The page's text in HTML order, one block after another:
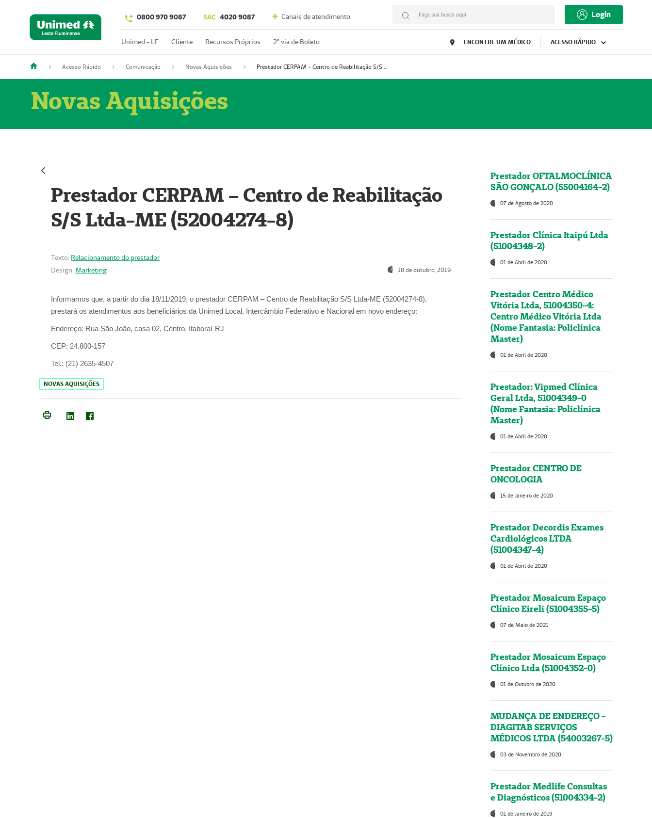
0800 970 9087 SAC 4020 9087 Canais de atendimento Faça sua busca aqui Login
Unimed - LF Cliente Recursos Próprios 2º via de Boleto ENCONTRE UM MÉDICO ACESSO RÁPIDO
Acesso Rápido Comunicação Novas Aquisições Prestador CERPAM – Centro de Reabilitação S/S Ltda-ME (52004274-8)
Novas Aquisições
Prestador CERPAM – Centro de Reabilitação
S/S Ltda-ME (52004274-8)
Texto: Relacionamento do prestador
Design: Marketing 18 de outubro, 2019
Informamos que, a partir do dia 18/11/2019, o prestador CERPAM – Centro de Reabilitação S/S Ltda-ME (52004274-8),
prestará os atendimentos aos beneficiários da Unimed Local, Intercâmbio Federativo e Nacional em novo endereço:
Endereço: Rua São João, casa 02, Centro, Itaboraí-RJ
CEP: 24.800-157
Tel.: (21) 2635-4507
NOVAS AQUISIÇÕES
Prestador OFTALMOCLÍNICA
SÃO GONÇALO (55004164-2)
07 de Agosto de 2020
Prestador Clínica Itaipú Ltda
(51004348-2)
01 de Abril de 2020
Prestador Centro Médico
Vitória Ltda, 51004350-4:
Centro Médico Vitória Ltda
(Nome Fantasia: Policlínica
Master)
01 de Abril de 2020
Prestador: Vipmed Clínica
Geral Ltda, 51004349-0
(Nome Fantasia: Policlínica
Master)
01 de Abril de 2020
Prestador CENTRO DE
ONCOLOGIA
15 de Janeiro de 2020
Prestador Decordis Exames
Cardiológicos LTDA
(51004347-4)
01 de Abril de 2020
Prestador Mosaicum Espaço
Clínico Eireli (51004355-5)
07 de Maio de 2021
Prestador Mosaicum Espaço
Clínico Ltda (51004352-0)
01 de Outubro de 2020
MUDANÇA DE ENDEREÇO -
DIAGITAB SERVIÇOS
MÉDICOS LTDA (54003267-5)
03 de Novembro de 2020
Prestador Medlife Consultas
e Diagnósticos (51004334-2)
01 de Janeiro de 2019